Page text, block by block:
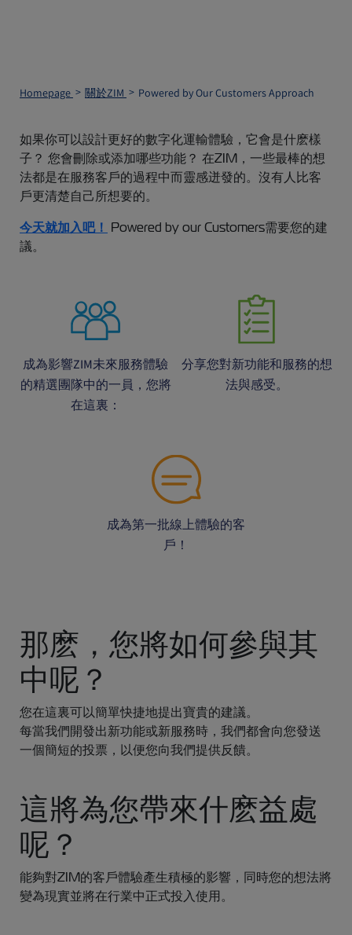
Homepage 關於ZIM Powered by Our Customers Approach
如果你可以設計更好的數字化運輸體驗，它會是什麽樣
子？ 您會刪除或添加哪些功能？ 在ZIM，一些最棒的想
法都是在服務客戶的過程中而靈感迸發的。沒有人比客
戶更清楚自己所想要的。
今天就加入吧！ Powered by our Customers需要您的建
議。
成為影響ZIM未來服務體驗
的精選團隊中的一員，您將
在這裏：
分享您對新功能和服務的想
法與感受。
成為第一批線上體驗的客
戶！
那麽，您將如何參與其
中呢？
您在這裏可以簡單快捷地提出寶貴的建議。
每當我們開發出新功能或新服務時，我們都會向您發送
一個簡短的投票，以便您向我們提供反饋。
這將為您帶來什麽益處
呢？
能夠對ZIM的客戶體驗產生積極的影響，同時您的想法將
變為現實並將在行業中正式投入使用。